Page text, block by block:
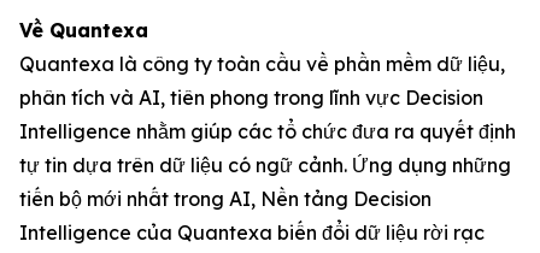
Về Quantexa
Quantexa là công ty toàn cầu về phần mềm dữ liệu,
phân tích và AI, tiên phong trong lĩnh vực Decision
Intelligence nhằm giúp các tổ chức đưa ra quyết định
tự tin dựa trên dữ liệu có ngữ cảnh. Ứng dụng những
tiến bộ mới nhất trong AI, Nền tảng Decision
Intelligence của Quantexa biến đổi dữ liệu rời rạc